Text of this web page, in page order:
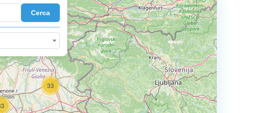
Cerca
33